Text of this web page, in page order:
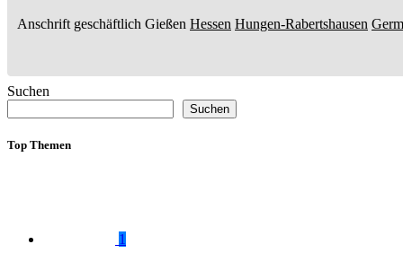
Anschrift geschäftlich Gießen Hessen Hungen-Rabertshausen
Suchen
Suchen
Top Themen
1